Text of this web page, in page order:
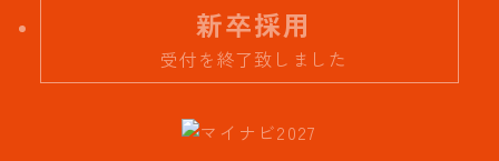
新卒採用
受付を終了致しました